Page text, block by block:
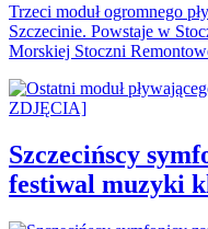
Trzeci moduł ogromnego
Szczecinie. Powstaje w
Morskiej Stoczni
Szczecińscy
festiwal muzyki